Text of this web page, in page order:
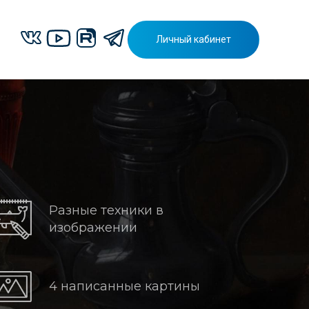
Личный кабинет
Разные техники в
изображении
4 написанные картины